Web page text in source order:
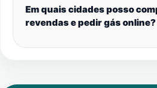
Em quais cidades posso
revendas e pedir gás online?